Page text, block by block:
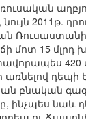
ռուսական
2011թ.
մոտ 15 մլրդ
420
առնելով դեպի
բնական
ինչպես նաև